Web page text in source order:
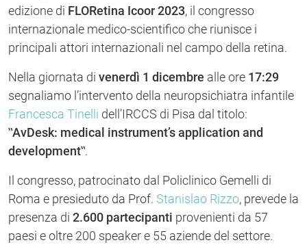
edizione di FLORetina Icoor 2023, il congresso
internazionale medico-scientifico che riunisce i
principali attori internazionali nel campo della retina.
Nella giornata di venerdì 1 dicembre alle ore 17:29
segnaliamo l’intervento della neuropsichiatra infantile
Francesca Tinelli dell’IRCCS di Pisa dal titolo:
‟AvDesk: medical instrument’s application and
development‟.
Il congresso, patrocinato dal Policlinico Gemelli di
Roma e presieduto da Prof. Stanislao Rizzo, prevede la
presenza di 2.600 partecipanti provenienti da 57
paesi e oltre 200 speaker e 55 aziende del settore.